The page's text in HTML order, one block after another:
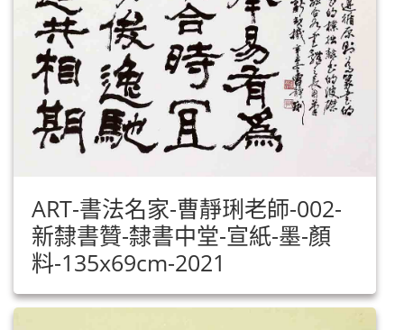
ART-書法名家-曹靜琍老師-002-
新隸書贊-隸書中堂-宣紙-墨-顏
料-135x69cm-2021